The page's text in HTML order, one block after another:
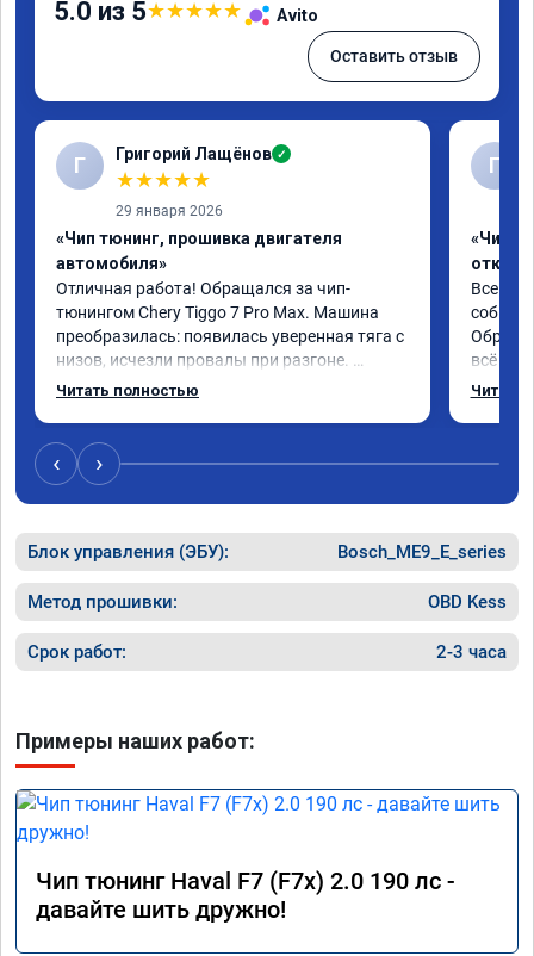
5.0 из 5★★★★★ Avito
Оставить отзыв
Г Григорий Лащёнов ✓
★★★★★
29 января 2026
«Чип тюнинг, прошивка двигателя
автомобиля»
Отличная работа! Обращался за чип-
тюнингом Chery Tiggo 7 Pro Max. Машина
преобразилась: появилась уверенная тяга с
низов, исчезли провалы при разгоне.
Расход в спокойном режиме даже немного
всем, кто сомневается.
Читать полностью
Г
«Чип
Всем
всё в
Читать
‹ ›
Блок управления (ЭБУ): Bosch_ME9_E_series
Метод прошивки: OBD Kess
Срок работ: 2-3 часа
Примеры наших работ:
Чип тюнинг Haval F7 (F7x) 2.0 190 лс -
давайте шить дружно!